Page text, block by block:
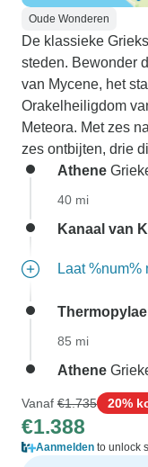
Oude Wonderen
De klassieke
steden. Bewonder
van Mycene, het
Orakelheiligdom
Meteora. Met zes
zes ontbijten, drie
Athene
40 mi
Kanaal van
Laat %num%
Thermopylae
85 mi
Athene
Vanaf €1.735 20%
€1.388
Aanmelden to unlock